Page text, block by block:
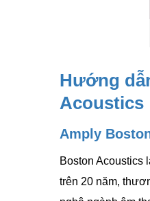
Hướng
Acoustics
Amply
Boston Acoustics
trên 20 năm,